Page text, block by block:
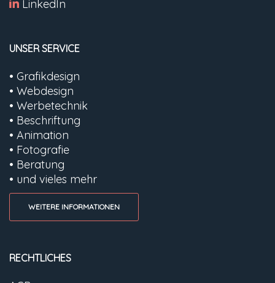
LinkedIn
UNSER SERVICE
• Grafikdesign
• Webdesign
• Werbetechnik
• Beschriftung
• Animation
• Fotografie
• Beratung
• und vieles mehr
WEITERE INFORMATIONEN
RECHTLICHES